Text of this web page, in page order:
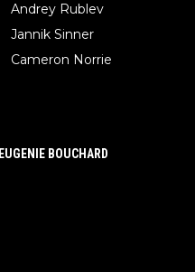
Andrey Rublev
Jannik Sinner
Cameron Norrie
EUGENIE BOUCHARD